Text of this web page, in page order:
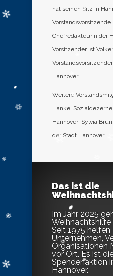
hat seinen Sitz in
Vorstandsvorsitzende
Chefredakteurin der
Vorsitzender ist
Hannover.
Weitere
Hanke,
Hannover; Sylvia
der Stadt Hannover.
Das ist die
Im Jahr 2025
Weihnachtshilfe
Seit 1975 helfen
Unternehmen,
Organisationen
vor Ort. Es ist
Spendenaktion
Hannover.